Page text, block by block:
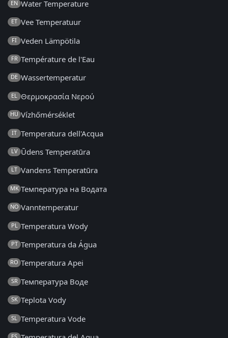
EN Water Temperature
ET Vee Temperatuur
FI Veden Lämpötila
FR Température de l'Eau
DE Wassertemperatur
EL Θερμοκρασία Νερού
HU Vízhőmérséklet
IT Temperatura dell'Acqua
LV Ūdens Temperatūra
LT Vandens Temperatūra
MK Температура на Водата
NO Vanntemperatur
PL Temperatura Wody
PT Temperatura da Água
RO Temperatura Apei
SR Температура Воде
SK Teplota Vody
SL Temperatura Vode
ES